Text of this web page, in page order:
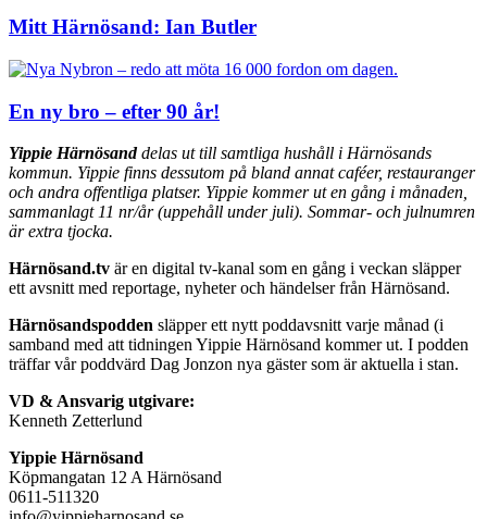
Mitt Härnösand: Ian Butler
En ny bro – efter 90 år!
Yippie Härnösanddelas ut till samtliga hushåll i Härnösands
kommun. Yippie finns dessutom på bland annat caféer, restauranger
och andra offentliga platser. Yippie kommer ut en gång i månaden,
sammanlagt 11 nr/år (uppehåll under juli). Sommar- och julnumren
är extra tjocka.
Härnösand.tv är en digital tv-kanal som en gång i veckan släpper
ett avsnitt med reportage, nyheter och händelser från Härnösand.
Härnösandspodden släpper ett nytt poddavsnitt varje månad (i
samband med att tidningen Yippie Härnösand kommer ut. I podden
träffar vår poddvärd Dag Jonzon nya gäster som är aktuella i stan.
VD & Ansvarig utgivare:
Kenneth Zetterlund
Yippie Härnösand
Köpmangatan 12 A Härnösand
0611-511320